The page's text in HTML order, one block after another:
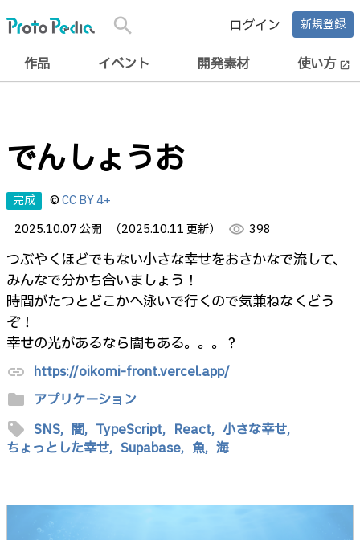
search ログイン 新規登録
作品 イベント 開発素材 使い方 open_in_new
でんしょうお
完成 ©CC BY 4+
2025.10.07 公開
（2025.10.11 更新） visibility 398
つぶやくほどでもない小さな幸せをおさかなで流して、
みんなで分かち合いましょう！
時間がたつとどこかへ泳いで行くので気兼ねなくどう
ぞ！
幸せの光があるなら闇もある。。。？
link https://oikomi-front.vercel.app/
folder アプリケーション
sell SNS, 闇, TypeScript, React, 小さな幸せ,
ちょっとした幸せ, Supabase, 魚, 海